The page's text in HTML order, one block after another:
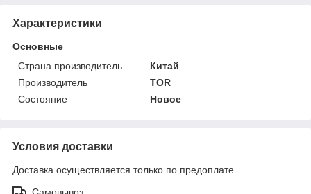
Характеристики
Основные
Страна производитель
Китай
Производитель
TOR
Состояние
Новое
Условия доставки
Доставка осуществляется только по предоплате.
Самовывоз